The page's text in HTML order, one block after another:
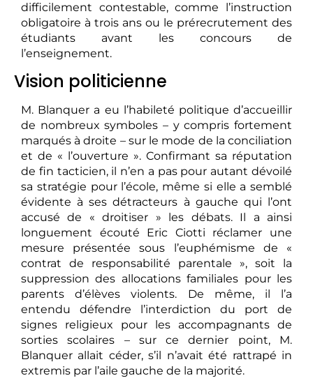
difficilement contestable, comme l’instruction
obligatoire à trois ans ou le prérecrutement des
étudiants avant les concours de
l’enseignement.
Vision politicienne
M. Blanquer a eu l’habileté politique d’accueillir
de nombreux symboles – y compris fortement
marqués à droite – sur le mode de la conciliation
et de « l’ouverture ». Confirmant sa réputation
de fin tacticien, il n’en a pas pour autant dévoilé
sa stratégie pour l’école, même si elle a semblé
évidente à ses détracteurs à gauche qui l’ont
accusé de « droitiser » les débats. Il a ainsi
longuement écouté Eric Ciotti réclamer une
mesure présentée sous l’euphémisme de «
contrat de responsabilité parentale », soit la
suppression des allocations familiales pour les
parents d’élèves violents. De même, il l’a
entendu défendre l’interdiction du port de
signes religieux pour les accompagnants de
sorties scolaires – sur ce dernier point, M.
Blanquer allait céder, s’il n’avait été rattrapé in
extremis par l’aile gauche de la majorité.